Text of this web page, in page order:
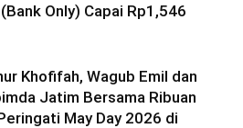
Only) Capai Rp1,546
Khofifah, Wagub Emil dan
Jatim Bersama Ribuan
May Day 2026 di